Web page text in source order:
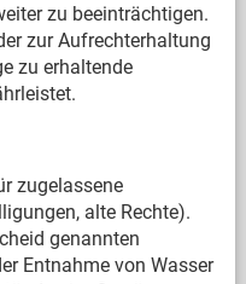
zu beeinträchtigen.
zur Aufrechterhaltung
zu erhaltende
zugelassene
alte Rechte).
genannten
Entnahme von Wasser